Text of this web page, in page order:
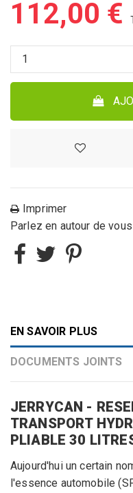
112,00 €
Imprimer
Parlez en autour de vous
EN SAVOIR PLUS
DOCUMENTS JOINTS
JERRYCAN -
TRANSPORT
PLIABLE 30
Aujourd'hui un certain
l'essence automobile